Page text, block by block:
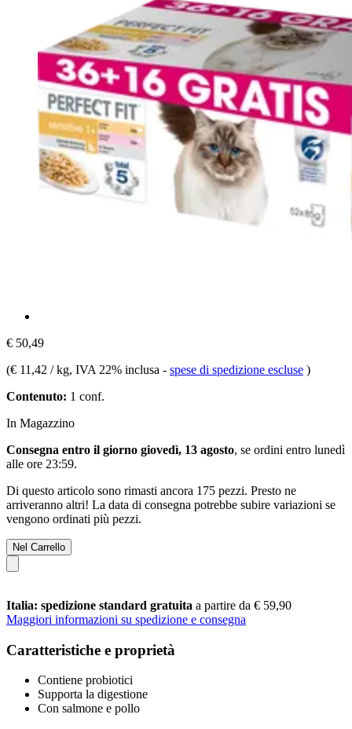
€ 50,49
(€ 11,42 / kg, IVA 22% inclusa - spese di spedizione escluse )
Contenuto: 1 conf.
In Magazzino
Consegna entro il giorno giovedì, 13 agosto, se ordini entro lunedì
alle ore 23:59.
Di questo articolo sono rimasti ancora 175 pezzi. Presto ne
arriveranno altri! La data di consegna potrebbe subire variazioni se
vengono ordinati più pezzi.
Nel Carrello
Italia: spedizione standard gratuita a partire da € 59,90
Maggiori informazioni su spedizione e consegna
Caratteristiche e proprietà
Contiene probiotici
Supporta la digestione
Con salmone e pollo